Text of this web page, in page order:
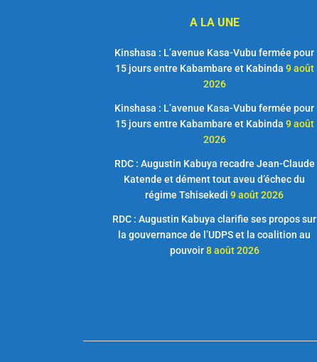
A LA UNE
Kinshasa : L’avenue Kasa-Vubu fermée pour
15 jours entre Kabambare et Kabinda 9 août
2026
Kinshasa : L’avenue Kasa-Vubu fermée pour
15 jours entre Kabambare et Kabinda 9 août
2026
RDC : Augustin Kabuya recadre Jean-Claude
Katende et dément tout aveu d’échec du
régime Tshisekedi 9 août 2026
RDC : Augustin Kabuya clarifie ses propos sur
la gouvernance de l’UDPS et la coalition au
pouvoir 8 août 2026